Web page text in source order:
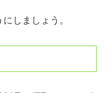
しましょう。